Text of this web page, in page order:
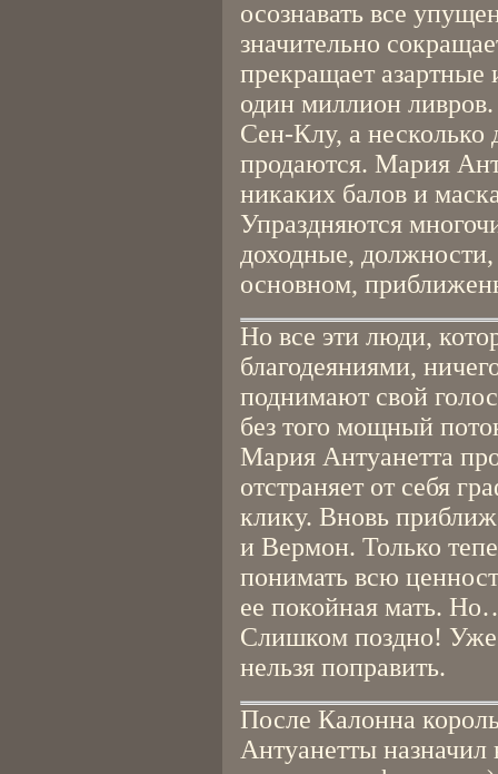
осознавать все
значительно
прекращает азартные
один миллион
Сен-Клу, а несколько
продаются. Мария
никаких балов и
Упраздняются
доходные,
основном,
Но все эти люди,
благодеяниями,
поднимают свой
без того мощный
Мария Антуанетта
отстраняет от себя
клику. Вновь
и Вермон. Только
понимать всю
ее покойная мать.
Слишком поздно!
нельзя поправить.
После Калонна
Антуанетты назначил